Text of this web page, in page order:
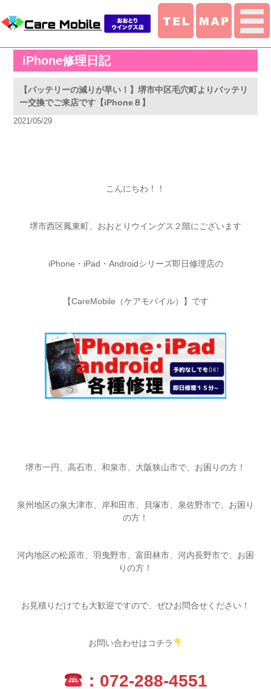
iPhone修理日記
【バッテリーの減りが早い！】堺市中区毛穴町よりバッテリ
ー交換でご来店です【iPhone８】
2021/05/29
こんにちわ！！
堺市西区鳳東町、おおとりウイングス２階にございます
iPhone・iPad・Androidシリーズ即日修理店の
【CareMobile（ケアモバイル）】です
堺市一円、高石市、和泉市、大阪狭山市で、お困りの方！
泉州地区の泉大津市、岸和田市、貝塚市、泉佐野市で、お困り
の方！
河内地区の松原市、羽曳野市、富田林市、河内長野市で、お困
りの方！
お見積りだけでも大歓迎ですので、ぜひお問合せください！
お問い合わせはコチラ
：072-288-4551